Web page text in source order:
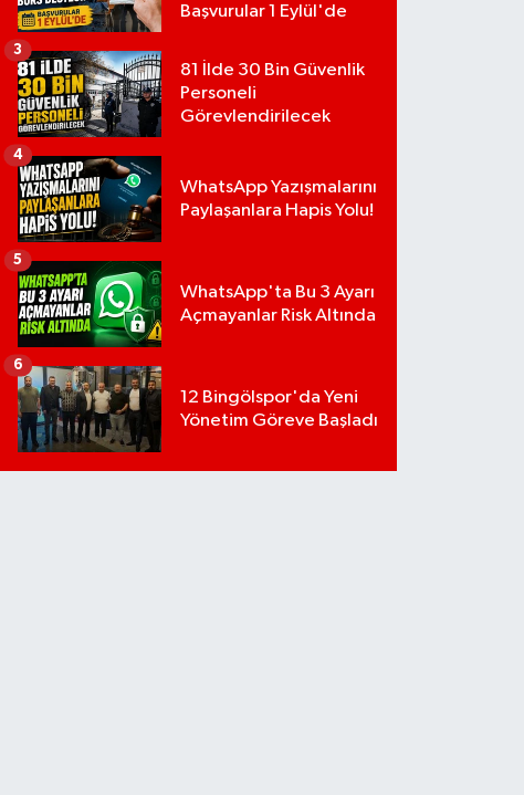
Başvurular 1 Eylül'de
81 İlde 30 Bin Güvenlik
Personeli
Görevlendirilecek
3
WhatsApp Yazışmalarını
Paylaşanlara Hapis Yolu!
4
WhatsApp'ta Bu 3 Ayarı
Açmayanlar Risk Altında
5
12 Bingölspor'da Yeni
Yönetim Göreve Başladı
6